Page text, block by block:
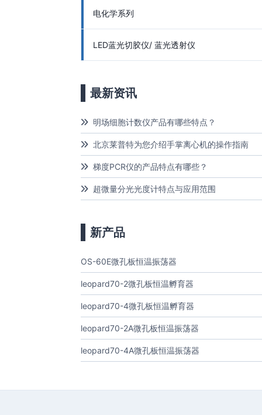
电化学系列
LED蓝光切胶仪/ 蓝光透射仪
最新资讯
明场细胞计数仪产品有哪些特点？
北京莱普特为您介绍手掌离心机的操作指南
梯度PCR仪的产品特点有哪些？
超微量分光光度计特点与应用范围
新产品
OS-60E微孔板恒温振荡器
leopard70-2微孔板恒温孵育器
leopard70-4微孔板恒温孵育器
leopard70-2A微孔板恒温振荡器
leopard70-4A微孔板恒温振荡器